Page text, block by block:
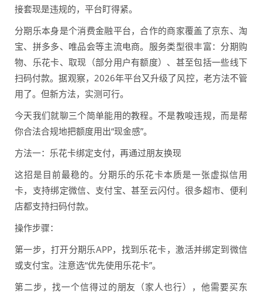
接套现是违规的，平台盯得紧。
分期乐本身是个消费金融平台，合作的商家覆盖了京东、淘
宝、拼多多、唯品会等主流电商。服务类型很丰富：分期购
物、乐花卡、取现（部分用户有额度）、甚至包括一些线下
扫码付款。据观察，2026年平台又升级了风控，老方法不管
用了。但新方法，实测可行。
今天我们就聊三个简单能用的教程。不是教唆违规，而是帮
你合法合规地把额度用出“现金感”。
方法一：乐花卡绑定支付，再通过朋友换现
这招是目前最稳的。分期乐的乐花卡本质是一张虚拟信用
卡，支持绑定微信、支付宝、甚至云闪付。很多超市、便利
店都支持扫码付款。
操作步骤：
第一步，打开分期乐APP，找到乐花卡，激活并绑定到微信
或支付宝。注意选“优先使用乐花卡”。
第二步，找一个信得过的朋友（家人也行），他需要买东